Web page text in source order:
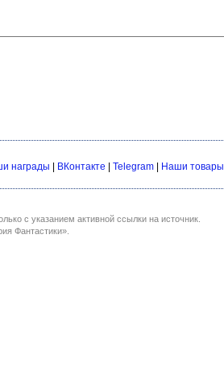
награды ВКонтакте Telegram Наши товары
с указанием активной ссылки на источник.
Фантастики».